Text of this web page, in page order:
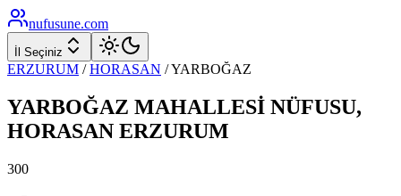
nufusune.com
İl Seçiniz
ERZURUM / HORASAN /YARBOĞAZ
YARBOĞAZ MAHALLESİ NÜFUSU,
HORASAN ERZURUM
300